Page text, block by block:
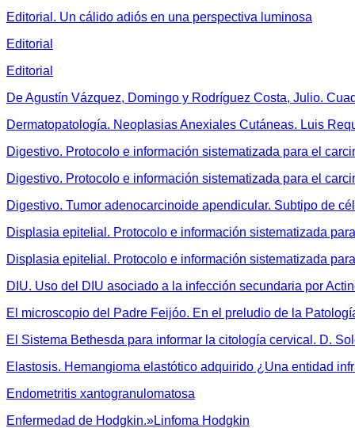
Editorial. Un cálido adiós en una perspectiva luminosa
Editorial
Editorial
De Agustín Vázquez, Domingo y Rodríguez Costa, Julio.
Dermatopatología. Neoplasias Anexiales Cutáneas. Luis
Digestivo. Protocolo e información sistematizada para el
Digestivo. Protocolo e información sistematizada para el
Digestivo. Tumor adenocarcinoide apendicular. Subtipo de
Displasia epitelial. Protocolo e información sistematizada
Displasia epitelial. Protocolo e información sistematizada
DIU. Uso del DIU asociado a la infección secundaria por
El microscopio del Padre Feijóo. En el preludio de la
El Sistema Bethesda para informar la citología cervical. D.
Elastosis. Hemangioma elastótico adquirido ¿Una entidad
Endometritis xantogranulomatosa
Enfermedad de Hodgkin.»Linfoma Hodgkin